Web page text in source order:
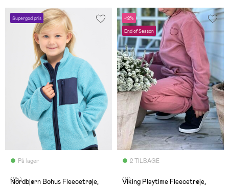
Supergod pris
På lager
(25)
Nordbjørn Bohus Fleecetrøje,
-12%
End of Season
2 TILBAGE
(0)
Viking Playtime Fleecetrøje,